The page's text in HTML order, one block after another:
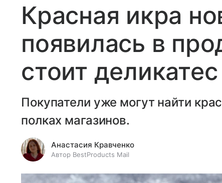
Красная икра
появилась в
стоит деликатес
Покупатели уже могут найти
полках магазинов.
Анастасия Кравченко
Автор BestProducts Mail